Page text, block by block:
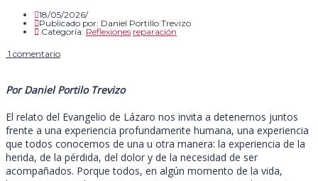
18/05/2026/
Publicado por: Daniel Portillo Trevizo
Categoría: Reflexiones reparación
1 comentario
Por Daniel Portilo Trevizo
El relato del Evangelio de Lázaro nos invita a detenernos juntos
frente a una experiencia profundamente humana, una experiencia
que todos conocemos de una u otra manera: la experiencia de la
herida, de la pérdida, del dolor y de la necesidad de ser
acompañados. Porque todos, en algún momento de la vida,